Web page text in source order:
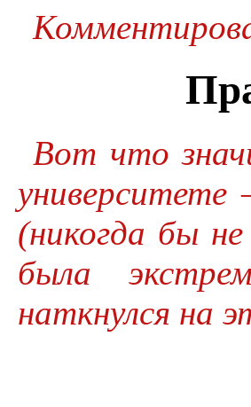
Вот что
университете
(никогда бы
была
наткнулся на